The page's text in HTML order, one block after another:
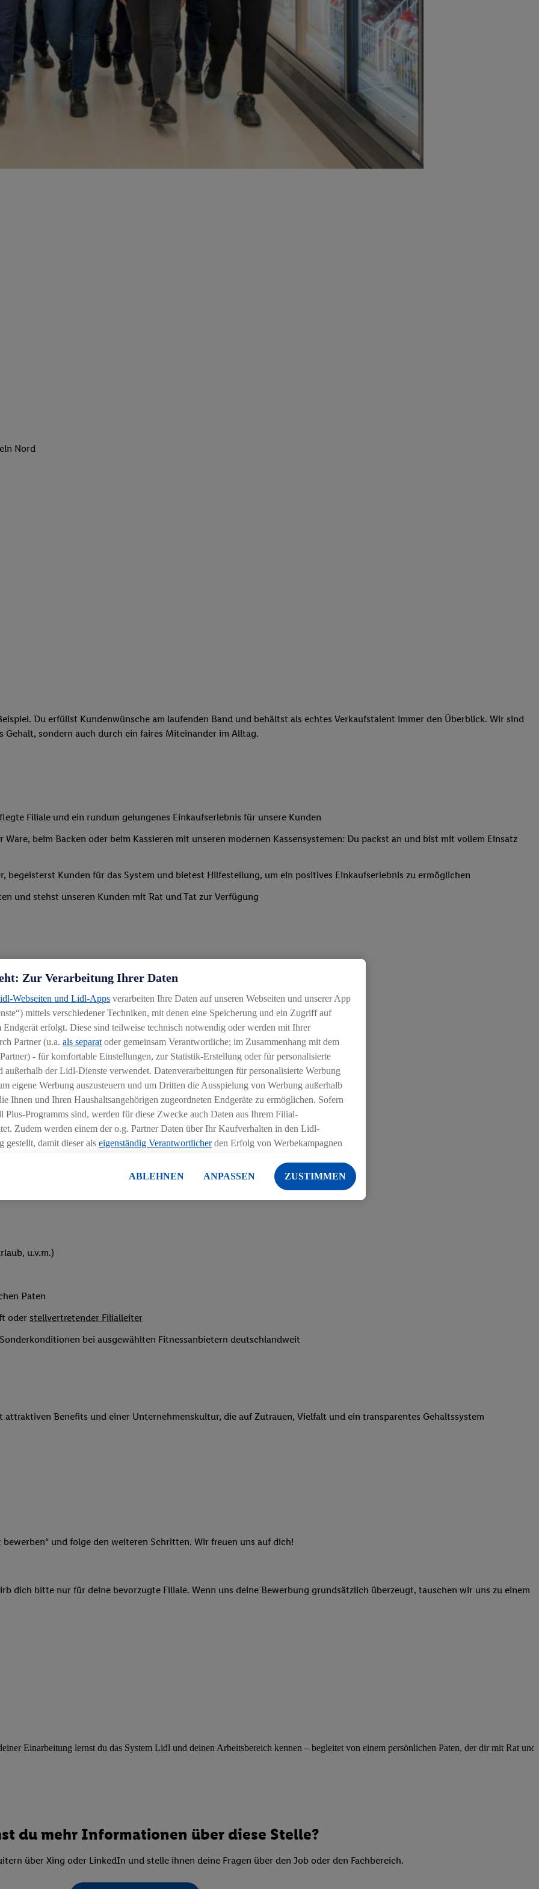
Nord
Du erfüllst Kundenwünsche am laufenden Band und behältst als echtes Verkaufstalent immer den Überblick. Wir sind
sondern auch durch ein faires Miteinander im Alltag.
Filiale und ein rundum gelungenes Einkaufserlebnis für unsere Kunden
beim Backen oder beim Kassieren mit unseren modernen Kassensystemen: Du packst an und bist mit vollem Einsatz
begeisterst Kunden für das System und bietest Hilfestellung, um ein positives Einkaufserlebnis zu ermöglichen
und stehst unseren Kunden mit Rat und Tat zur Verfügung
an wechselnde Aufgaben
in Absprache mit der Führungskraft
u.v.m.)
Paten
oder stellvertretender Filialleiter
bei ausgewählten Fitnessanbietern deutschlandweit
Benefits und einer Unternehmenskultur, die auf Zutrauen, Vielfalt und ein transparentes Gehaltssystem
und folge den weiteren Schritten. Wir freuen uns auf dich!
dich bitte nur für deine bevorzugte Filiale. Wenn uns deine Bewerbung grundsätzlich überzeugt, tauschen wir uns zu einem
Einarbeitung lernst du das System Lidl und deinen Arbeitsbereich kennen – begleitet von einem persönlichen Paten, der dir mit Rat und
du mehr Informationen über diese Stelle?
über Xing oder LinkedIn und stelle ihnen deine Fragen über den Job oder den Fachbereich.
Zur Verarbeitung Ihrer Daten
Webseiten und Lidl-Apps verarbeiten Ihre Daten auf unseren Webseiten und unserer App
mittels verschiedener Techniken, mit denen eine Speicherung und ein Zugriff auf
erfolgt. Diese sind teilweise technisch notwendig oder werden mit Ihrer
Partner (u.a. als separat oder gemeinsam Verantwortliche; im Zusammenhang mit dem
Partner) - für komfortable Einstellungen, zur Statistik-Erstellung oder für personalisierte
außerhalb der Lidl-Dienste verwendet. Datenverarbeitungen für personalisierte Werbung
eigene Werbung auszusteuern und um Dritten die Ausspielung von Werbung außerhalb
Ihnen und Ihren Haushaltsangehörigen zugeordneten Endgeräte zu ermöglichen. Sofern
Plus-Programms sind, werden für diese Zwecke auch Daten aus Ihrem Filial-
Zudem werden einem der o.g. Partner Daten über Ihr Kaufverhalten in den Lidl-
gestellt, damit dieser als eigenständig Verantwortlicherden Erfolg von Werbekampagnen
Werbung basiert auf der Generierung von auch mit Daten von anderen Diensten
Dies umfasst die Zusammenführung von Daten (z.B. über Ihre Nutzung der Lidl-Dienste,
Lidl-Diensten, Informationen aus Ihrem Kundenkonto - z.B. Alter oder Geschlecht -
auch über verschiedene Endgeräte und Lidl-Dienste hinweg einschließlich dem
dem Zugriff auf Informationen auf Ihren Endgeräten zur Erstellung von Zielgruppen
der Werbung, zur Zielgruppenforschung, zur Entwicklung von Angeboten sowie
einloggen, kann darüber hinaus auch Ihre dort angegebene E-Mail-Adresse von uns
mit einem der oben genannten Partner verwendet werden, um daraus eine
verwenden können, um Sie in von Dritten betriebenen Diensten zu erkennen und
das der Fall ist, gibt Utiq Ihre IP-Adresse an Ihren Netzbetreiber weiter, der anhand der IP-
werden, damit wir Ihnen dort personalisierte Werbung ausspielen können. Sie
von Utiq.
zu. Weitere Informationen, auch zur Speicherdauer der Daten und zu Ihrem Recht,
mit Wirkung für die Zukunft zu widerrufen, finden Sie in unseren
Verhinderung und Aufdeckung von Betrug und Fehlerbehebung, Bereitstellung und
auf einem Endgerät. Entwicklung und Verbesserung der Angebote. Analyse
ABLEHNEN ANPASSEN ZUSTIMMEN